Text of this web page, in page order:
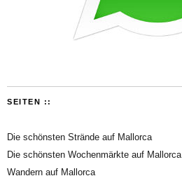
SEITEN ::
Die schönsten Strände auf Mallorca
Die schönsten Wochenmärkte auf Mallorca
Wandern auf Mallorca